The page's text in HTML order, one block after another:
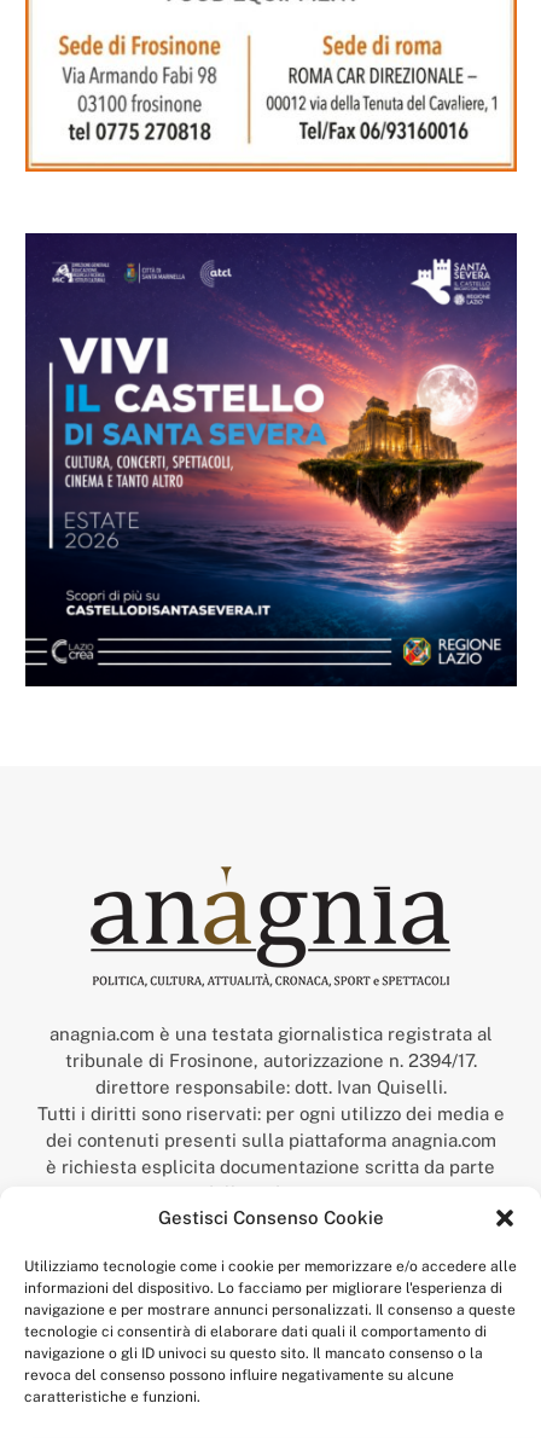
Gestisci Consenso Cookie
Utilizziamo tecnologie come i cookie per memorizzare e/o accedere alle
informazioni del dispositivo. Lo facciamo per migliorare l'esperienza di
navigazione e per mostrare annunci personalizzati. Il consenso a queste
tecnologie ci consentirà di elaborare dati quali il comportamento di
navigazione o gli ID univoci su questo sito. Il mancato consenso o la
revoca del consenso possono influire negativamente su alcune
caratteristiche e funzioni.
anagnia.com è una testata giornalistica registrata al
tribunale di Frosinone, autorizzazione n. 2394/17.
direttore responsabile: dott. Ivan Quiselli.
Tutti i diritti sono riservati: per ogni utilizzo dei media e
dei contenuti presenti sulla piattaforma anagnia.com
è richiesta esplicita documentazione scritta da parte
della redazione.
“Anagnia” è un marchio registrato presso l’Ufficio Italiano
Economico,
num. registrazione: 302017000014044 del 9 febbraio 2017.
Per contatti:redazione@anagnia.com